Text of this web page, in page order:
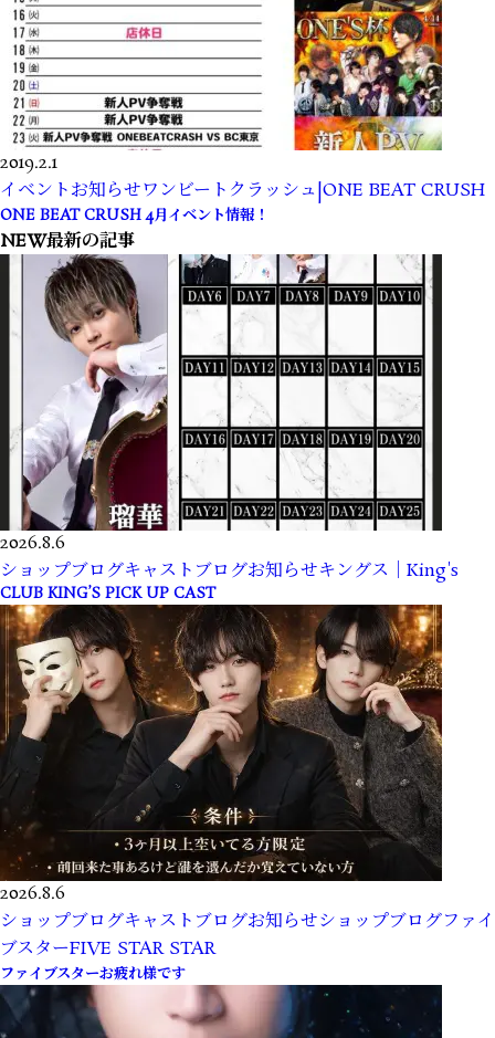
2019.2.1
イベントお知らせワンビートクラッシュ|ONE BEAT CRUSH
ONE BEAT CRUSH 4月イベント情報！
NEW最新の記事
2026.8.6
ショップブログキャストブログお知らせキングス｜King's
CLUB KING’S PICK UP CAST
2026.8.6
ショップブログキャストブログお知らせショップブログファイ
ブスターFIVE STAR STAR
ファイブスターお疲れ様です